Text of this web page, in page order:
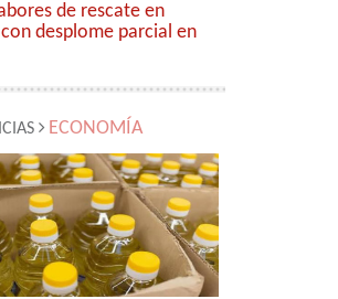
de rescate en
desplome parcial en
ECONOMÍA